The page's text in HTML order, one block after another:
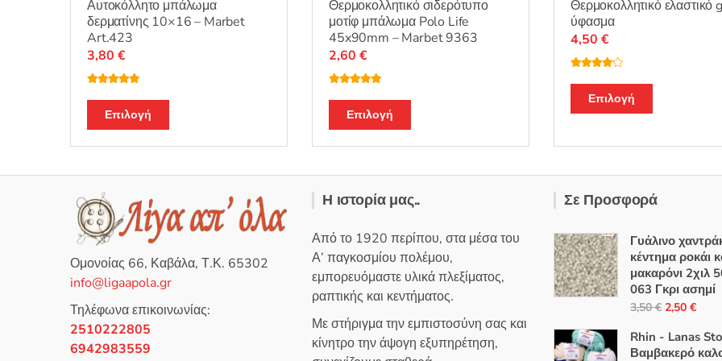
Αυτοκόλλητο μπάλωμα
δερματίνης 10×16 – Marbet
Art.423
θηκε με5.00
από 5
3,80 €
Επιλογή
το
προϊόν
παραλλαγές.
Οι
μπορούν
να
επιλεγούν
Θερμοκολλητικό σιδερότυπο
μοτίφ μπάλωμα Polo Life
45x90mm – Marbet 9363
θηκε με5.00
από 5
2,60 €
Επιλογή
το
προϊόν
παραλλαγές.
επιλογές
μπορούν
να
επιλεγούν
στη
σελίδα
Θερμοκολλητικό
ύφασμα
γήθηκε με
4.00από
4,50 €
Επιλογή
το
έχει
παραλλαγές.
Οι
μπορούν
να
επιλεγούν
στη
του
Ομονοίας 66, Καβάλα, Τ.Κ. 65302
info@ligaapola.gr
Τηλέφωνα επικοινωνίας:
2510222805
6942983559
Η ιστορία μας..
Από το 1920 περίπου, στα μέσα του
Α’ παγκοσμίου πολέμου,
εμπορευόμαστε υλικά πλεξίματος,
ραπτικής και κεντήματος.
Με στήριγμα την εμπιστοσύνη σας και
κίνητρο την άψογη εξυπηρέτηση,
Σε Προσφορά
Γυάλινο
κέντημα ροκάι
μακαρόνι 2χιλ
063 Γκρι ασημί
3,50€ Original
was:
2,50 €Η
τιμή
Rhin - Lanas
Βαμβακερό